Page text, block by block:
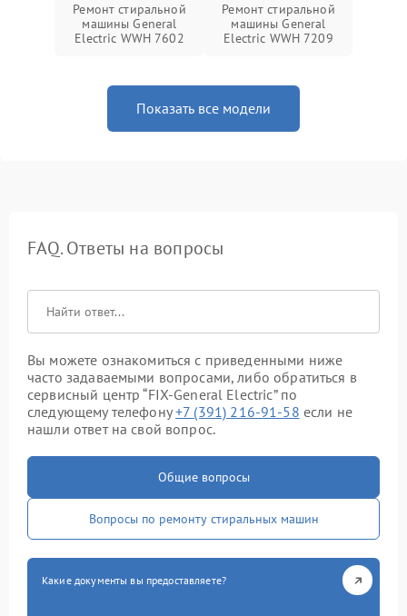
Ремонт стиральной
машины General
Electric WWH 7602
Ремонт стиральной
машины General
Electric WWH 7209
Показать все модели
FAQ. Ответы на вопросы
Вы можете ознакомиться с приведенными ниже
часто задаваемыми вопросами, либо обратиться в
сервисный центр “FIX-General Electric” по
следующему телефону+7 (391) 216-91-58 если не
нашли ответ на свой вопрос.
Общие вопросы
Вопросы по ремонту стиральных машин
Какие документы вы предоставляете?